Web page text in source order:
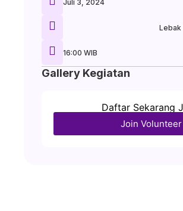
Juli 3, 2024
Lebak
16:00 WIB
Gallery Kegiatan
Daftar Sekarang
Join Volunteer